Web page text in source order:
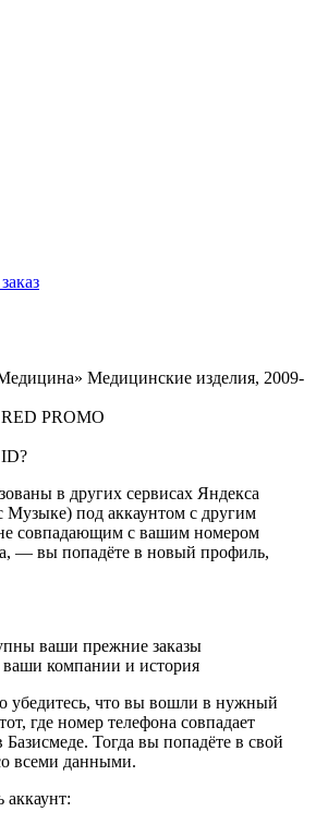
Медицинские изделия, 2009-
PROMO
в других сервисах Яндекса
Музыке) под аккаунтом с другим
совпадающим с вашим номером
— вы попадёте в новый профиль,
ваши прежние заказы
ваши компании и история
убедитесь, что вы вошли в нужный
где номер телефона совпадает
Тогда вы попадёте в свой
всеми данными.